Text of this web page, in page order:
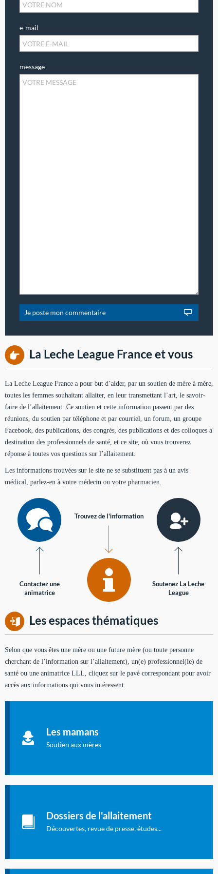
e-mail
message
La Leche League France et vous
La Leche League France a pour but d’aider, par un soutien de mère à mère,
toutes les femmes souhaitant allaiter, en leur transmettant l’art, le savoir-
faire de l’allaitement. Ce soutien et cette information passent par des
réunions, du soutien par téléphone et par courriel, un forum, un groupe
Facebook, des publications, des congrès, des publications et des colloques à
destination des professionnels de santé, et ce site, où vous trouverez
réponse à toutes vos questions sur l’allaitement.
Les informations trouvées sur le site ne se substituent pas à un avis
médical, parlez-en à votre médecin ou votre pharmacien.
Contactez une
animatrice
Trouvez de l'information
Soutenez La Leche
League
Les espaces thématiques
Selon que vous êtes une mère ou une future mère (ou toute personne
cherchant de l’information sur l’allaitement), un(e) professionnel(le) de
santé ou une animatrice LLL, cliquez sur le pavé correspondant pour avoir
accès aux informations qui vous intéressent.
Les mamans
Soutien aux mères
à allaiter et vous informer : toutes les rubriques qui
concernent l'allaitement.
Dossiers de l'allaitement
Découvertes, revue de presse, études...
dernières études sur l'allaitement publiées dans la presse
internationale.